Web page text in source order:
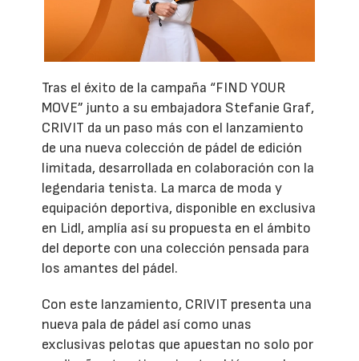
Tras el éxito de la campaña “FIND YOUR
MOVE” junto a su embajadora Stefanie Graf,
CRIVIT da un paso más con el lanzamiento
de una nueva colección de pádel de edición
limitada, desarrollada en colaboración con la
legendaria tenista. La marca de moda y
equipación deportiva, disponible en exclusiva
en Lidl, amplía así su propuesta en el ámbito
del deporte con una colección pensada para
los amantes del pádel.
Con este lanzamiento, CRIVIT presenta una
nueva pala de pádel así como unas
exclusivas pelotas que apuestan no solo por